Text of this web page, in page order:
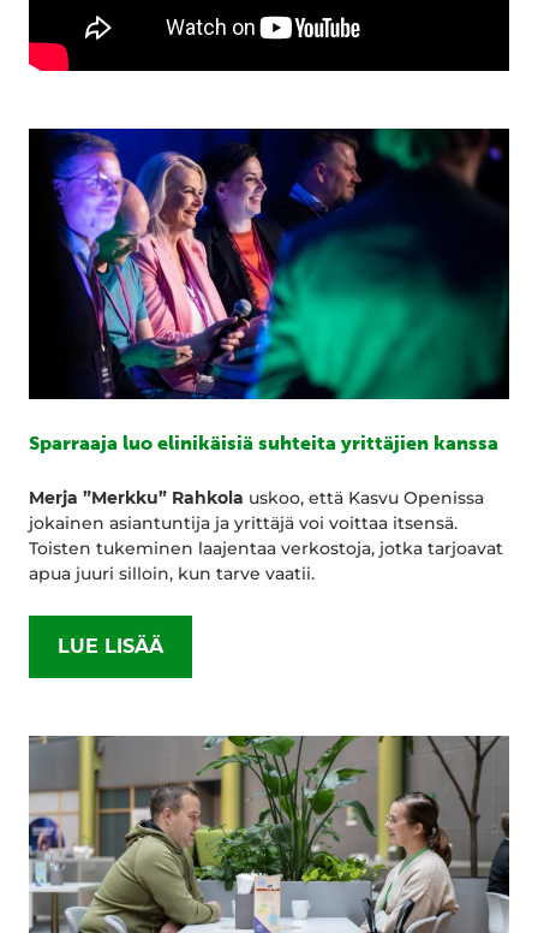
Sparraaja luo elinikäisiä suhteita yrittäjien kanssa
Merja ”Merkku” Rahkola uskoo, että Kasvu Openissa
jokainen asiantuntija ja yrittäjä voi voittaa itsensä.
Toisten tukeminen laajentaa verkostoja, jotka tarjoavat
apua juuri silloin, kun tarve vaatii.
LUE LISÄÄ